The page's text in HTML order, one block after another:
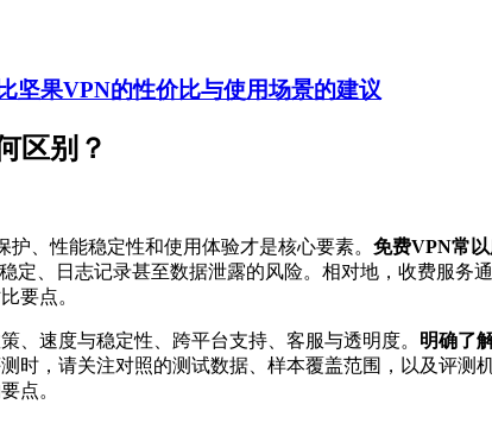
坚果VPN的性价比与使用场景的建议
区别？
、性能稳定性和使用体验才是核心要素。 免费VPN常
定、日志记录甚至数据泄露的风险。相对地，收费服
要点。
、速度与稳定性、跨平台支持、客服与透明度。 明确了
时，请关注对照的测试数据、样本覆盖范围，以及评
点。